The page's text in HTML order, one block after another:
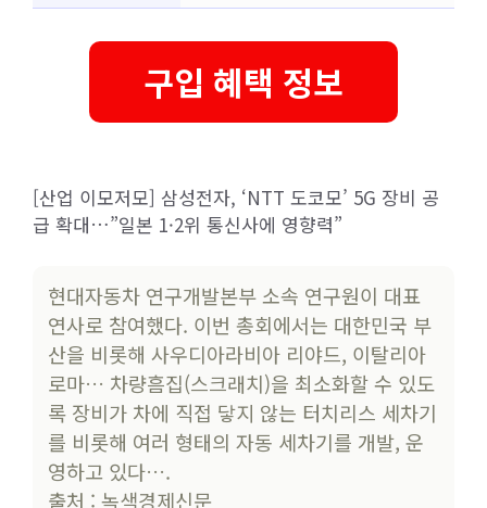
구입 혜택 정보
[산업 이모저모] 삼성전자, ‘NTT 도코모’ 5G 장비 공
급 확대…”일본 1·2위 통신사에 영향력”
현대자동차 연구개발본부 소속 연구원이 대표
연사로 참여했다. 이번 총회에서는 대한민국 부
산을 비롯해 사우디아라비아 리야드, 이탈리아
로마… 차량흠집(스크래치)을 최소화할 수 있도
록 장비가 차에 직접 닿지 않는 터치리스 세차기
를 비롯해 여러 형태의 자동 세차기를 개발, 운
영하고 있다….
출처 : 녹색경제신문